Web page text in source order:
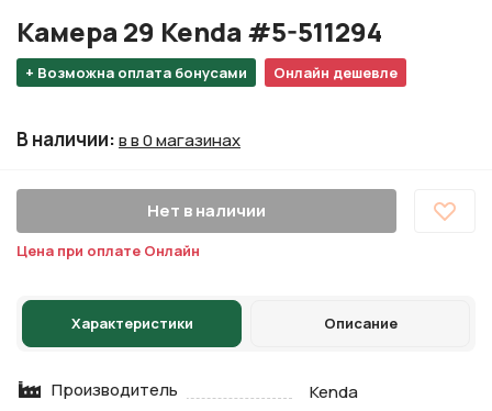
+ Возможна оплата бонусами Онлайн дешевле
Камера 29 Kenda #5-511294
В наличии:в в 0 магазинах
Нет в наличии
Цена при оплате Онлайн
Характеристики Описание
Производитель
Kenda